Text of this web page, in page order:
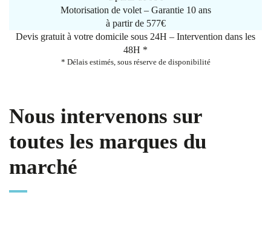
Motorisation de volet – Garantie 10 ans
à partir de 577€
Devis gratuit à votre domicile sous 24H – Intervention dans les
48H *
* Délais estimés, sous réserve de disponibilité
Nous intervenons sur
toutes les marques du
marché